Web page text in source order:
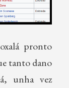
pronto
tanto dano
unha vez